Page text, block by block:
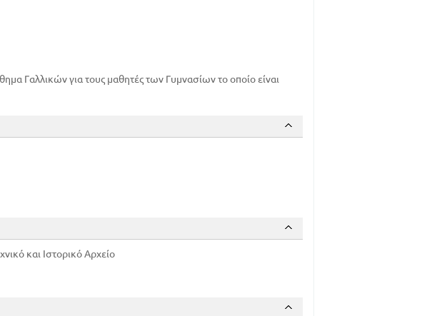
Γαλλικών για τους μαθητές των Γυμνασίων το οποίο είναι
και Ιστορικό Αρχείο